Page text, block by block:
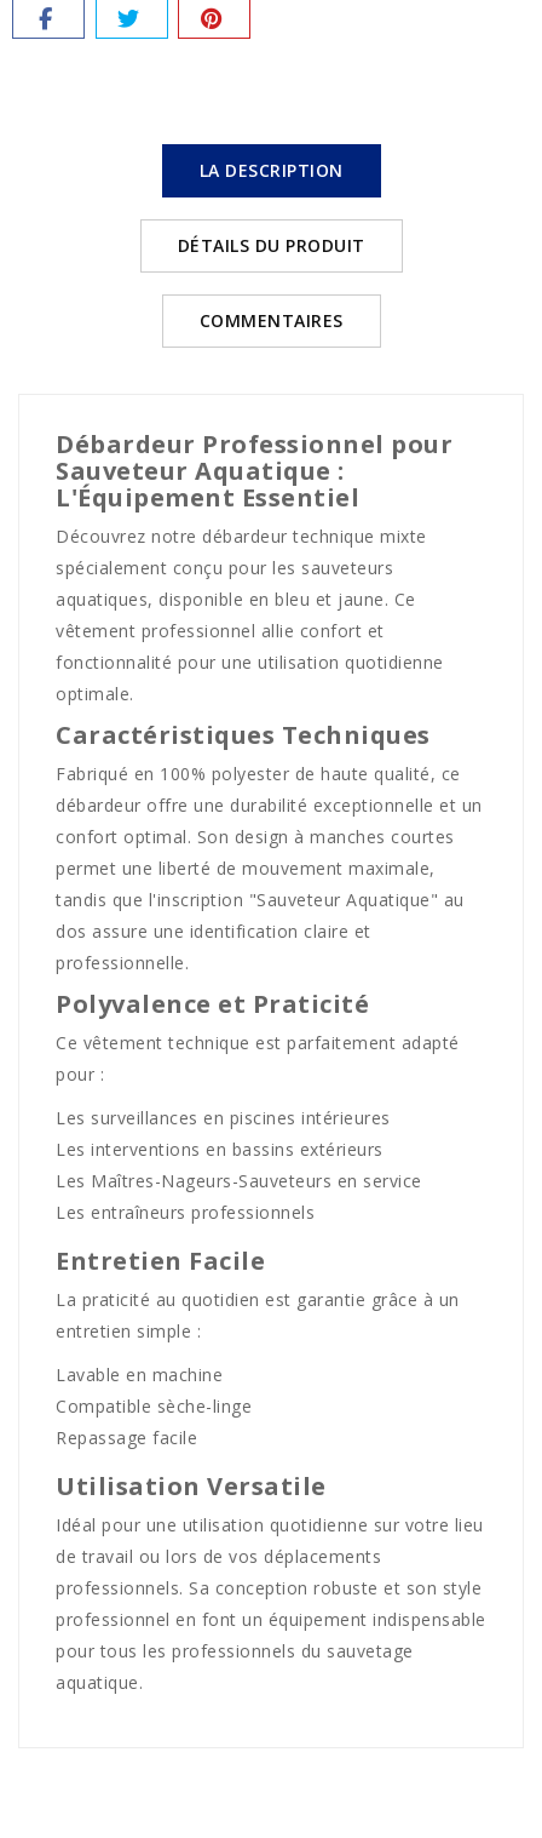
LA DESCRIPTION
DÉTAILS DU PRODUIT
COMMENTAIRES
Débardeur Professionnel pour
Sauveteur Aquatique :
L'Équipement Essentiel
Découvrez notre débardeur technique mixte
spécialement conçu pour les sauveteurs
aquatiques, disponible en bleu et jaune. Ce
vêtement professionnel allie confort et
fonctionnalité pour une utilisation quotidienne
optimale.
Caractéristiques Techniques
Fabriqué en 100% polyester de haute qualité, ce
débardeur offre une durabilité exceptionnelle et un
confort optimal. Son design à manches courtes
permet une liberté de mouvement maximale,
tandis que l'inscription "Sauveteur Aquatique" au
dos assure une identification claire et
professionnelle.
Polyvalence et Praticité
Ce vêtement technique est parfaitement adapté
pour :
Les surveillances en piscines intérieures
Les interventions en bassins extérieurs
Les Maîtres-Nageurs-Sauveteurs en service
Les entraîneurs professionnels
Entretien Facile
La praticité au quotidien est garantie grâce à un
entretien simple :
Lavable en machine
Compatible sèche-linge
Repassage facile
Utilisation Versatile
Idéal pour une utilisation quotidienne sur votre lieu
de travail ou lors de vos déplacements
professionnels. Sa conception robuste et son style
professionnel en font un équipement indispensable
pour tous les professionnels du sauvetage
aquatique.